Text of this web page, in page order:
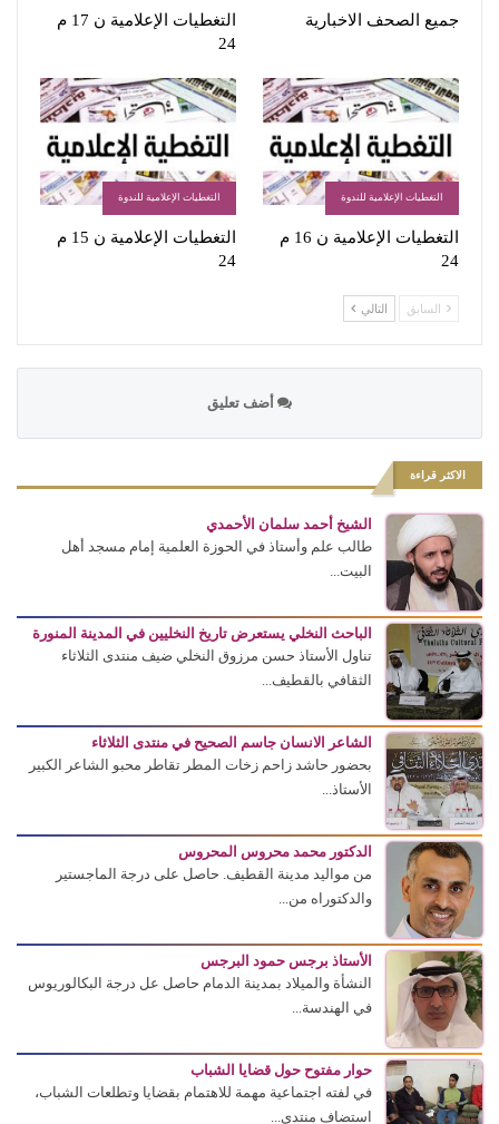
جميع الصحف الاخبارية
التغطيات الإعلامية ن 17 م
24
التغطيات الإعلامية للندوة
التغطيات الإعلامية ن 16 م
24
التغطيات الإعلامية للندوة
التغطيات الإعلامية ن 15 م
24
السابق التالي
أضف تعليق
الاكثر قراءة
الشيخ أحمد سلمان الأحمدي
طالب علم وأستاذ في الحوزة العلمية إمام مسجد أهل
البيت...
الباحث النخلي يستعرض تاريخ النخليين في المدينة المنورة
تناول الأستاذ حسن مرزوق النخلي ضيف منتدى الثلاثاء
الثقافي بالقطيف...
الشاعر الانسان جاسم الصحيح في منتدى الثلاثاء
بحضور حاشد زاحم زخات المطر تقاطر محبو الشاعر الكبير
الأستاذ...
الدكتور محمد محروس المحروس
من مواليد مدينة القطيف. حاصل على درجة الماجستير
والدكتوراه من...
الأستاذ برجس حمود البرجس
النشأة والميلاد بمدينة الدمام حاصل عل درجة البكالوريوس
في الهندسة...
حوار مفتوح حول قضايا الشباب
في لفته اجتماعية مهمة للاهتمام بقضايا وتطلعات الشباب،
استضاف منتدى...